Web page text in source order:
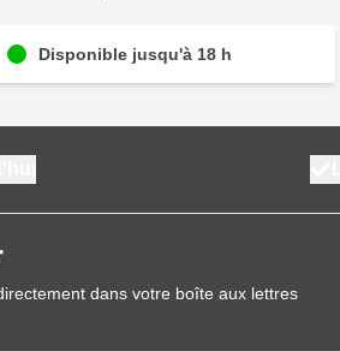
Disponible jusqu'à 18 h
dans votre boîte aux lettres